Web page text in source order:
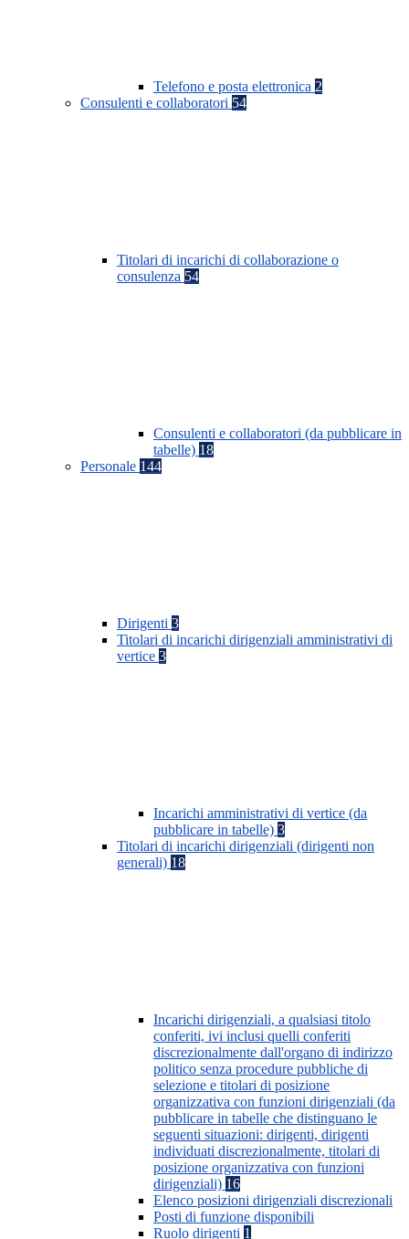
Telefono e posta elettronica 2
Consulenti e collaboratori 54
Titolari di incarichi di collaborazione o
consulenza 54
Consulenti e collaboratori (da pubblicare in
tabelle) 18
Personale 144
Dirigenti 3
Titolari di incarichi dirigenziali amministrativi di
vertice 3
Incarichi amministrativi di vertice (da
pubblicare in tabelle) 3
Titolari di incarichi dirigenziali (dirigenti non
generali) 18
Incarichi dirigenziali, a qualsiasi titolo
conferiti, ivi inclusi quelli conferiti
discrezionalmente dall'organo di indirizzo
politico senza procedure pubbliche di
selezione e titolari di posizione
organizzativa con funzioni dirigenziali (da
pubblicare in tabelle che distinguano le
seguenti situazioni: dirigenti, dirigenti
individuati discrezionalmente, titolari di
posizione organizzativa con funzioni
dirigenziali) 16
Elenco posizioni dirigenziali discrezionali
Posti di funzione disponibili
Ruolo dirigenti 1